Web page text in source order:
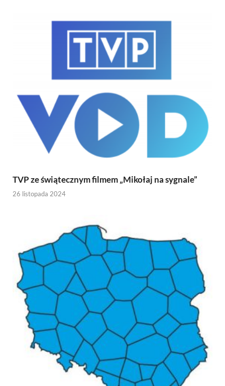
TVP ze świątecznym filmem „Mikołaj na sygnale”
26 listopada 2024